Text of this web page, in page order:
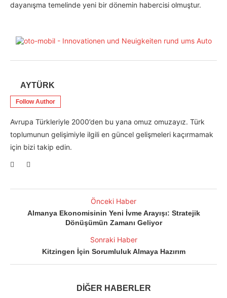
dayanışma temelinde yeni bir dönemin habercisi olmuştur.
AYTÜRK
Follow Author
Avrupa Türkleriyle 2000’den bu yana omuz omuzayız. Türk
toplumunun gelişimiyle ilgili en güncel gelişmeleri kaçırmamak
için bizi takip edin.
Önceki Haber
Almanya Ekonomisinin Yeni İvme Arayışı: Stratejik
Dönüşümün Zamanı Geliyor
Sonraki Haber
Kitzingen İçin Sorumluluk Almaya Hazırım
DİĞER HABERLER